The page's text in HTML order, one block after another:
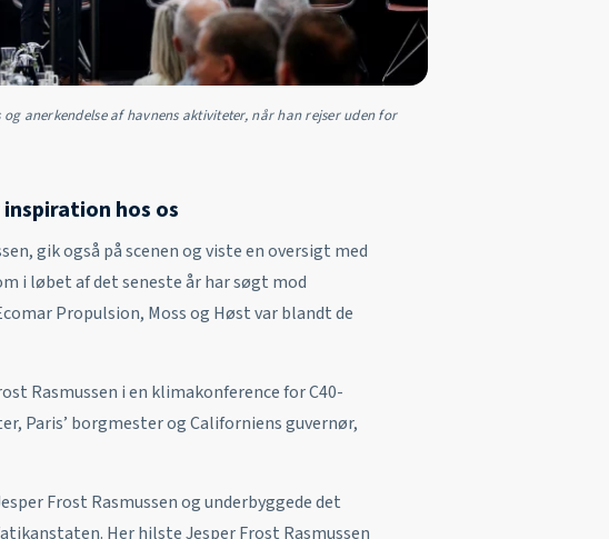
anerkendelse af havnens aktiviteter, når han rejser uden for
hos os
gik også på scenen og viste en oversigt med
i løbet af det seneste år har søgt mod
Propulsion, Moss og Høst var blandt de
Rasmussen i en klimakonference for C40-
Paris’ borgmester og Californiens guvernør,
Frost Rasmussen og underbyggede det
Her hilste Jesper Frost Rasmussen